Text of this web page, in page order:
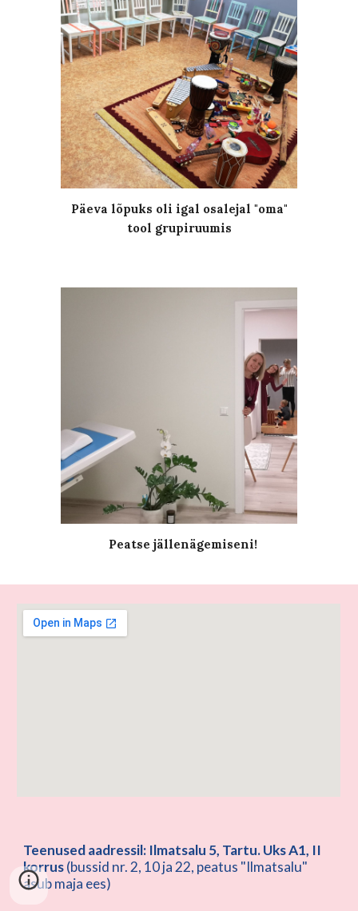
Päeva lõpuks oli igal osalejal "oma"
tool grupiruumis
Peatse jällenägemiseni!
Teenused aadressil: Ilmatsalu 5, Tartu. Uks A1, II
korrus(bussid nr. 2, 10 ja 22, peatus "Ilmatsalu"
asub maja ees)